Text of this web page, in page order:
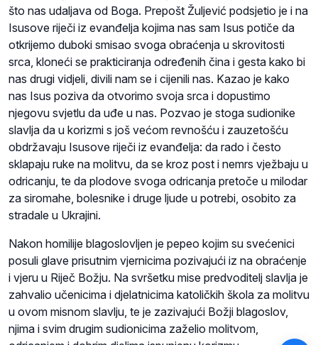
što nas udaljava od Boga. Prepošt Žuljević podsjetio je i na
Isusove riječi iz evanđelja kojima nas sam Isus potiče da
otkrijemo duboki smisao svoga obraćenja u skrovitosti
srca, kloneći se prakticiranja određenih čina i gesta kako bi
nas drugi vidjeli, divili nam se i cijenili nas. Kazao je kako
nas Isus poziva da otvorimo svoja srca i dopustimo
njegovu svjetlu da uđe u nas. Pozvao je stoga sudionike
slavlja da u korizmi s još većom revnošću i zauzetošću
obdržavaju Isusove riječi iz evanđelja: da rado i često
sklapaju ruke na molitvu, da se kroz post i nemrs vježbaju u
odricanju, te da plodove svoga odricanja pretoče u milodar
za siromahe, bolesnike i druge ljude u potrebi, osobito za
stradale u Ukrajini.
Nakon homilije blagoslovljen je pepeo kojim su svećenici
posuli glave prisutnim vjernicima pozivajući iz na obraćenje
i vjeru u Riječ Božju. Na svršetku mise predvoditelj slavlja je
zahvalio učenicima i djelatnicima katoličkih škola za molitvu
u ovom misnom slavlju, te je zazivajući Božji blagoslov,
njima i svim drugim sudionicima zaželio molitvom,